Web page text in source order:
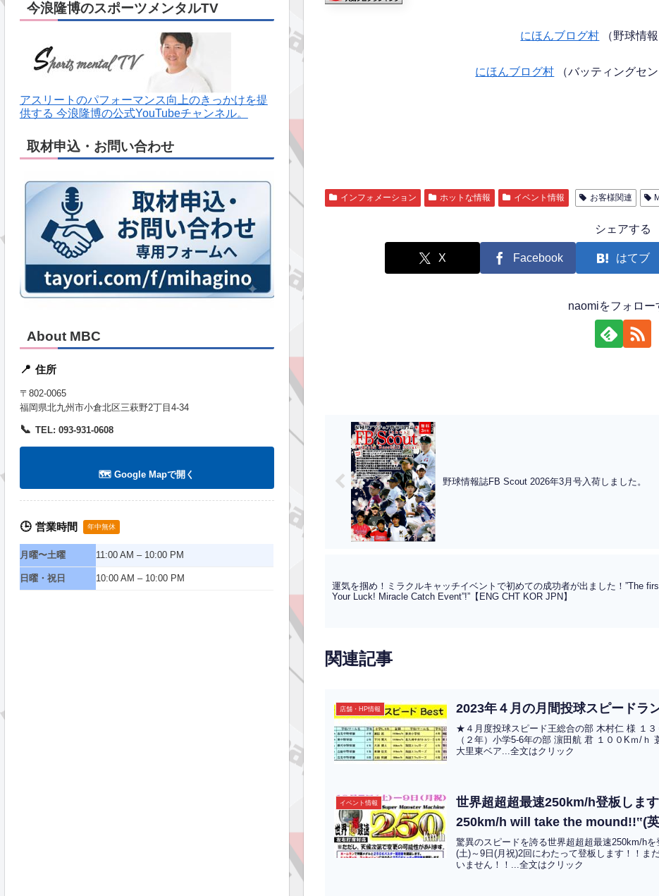
にほんブログ村 （野球情
にほんブログ村 （バッティングセ
インフォメーション ホットな情報 イベント情報 お客様関連
シェアする
X Facebook はてブ
naomiをフォロー
野球情報誌FB Scout 2026年3月号入荷しました。
運気を掴め！ミラクルキャッチイベントで初めての成功者が出ました！”The
Your Luck! Miracle Catch Event”!”【ENG CHT KOR JPN】
関連記事
店舗・HP情報 2023年４月の月間投球スピードラ
★４月度投球スピード王総合の部 木村仁 様 １
（２年）小学5-6年の部 濵田航 君 １００Kｍ/
大里東ベア...全文はクリック
イベント情報
世界超超超最速250km/h登板しま
250km/h will take the mound!!‟(
驚異のスピードを誇る世界超超超最速250km/h
(土)～9日(月祝)2回にわたって登板します！！ま
いません！！...全文はクリック
今浪隆博のスポーツメンタルTV
アスリートのパフォーマンス向上のきっかけを提
供する 今浪隆博の公式YouTubeチャンネル。
取材申込・お問い合わせ
About MBC
📍 住所
〒802-0065
福岡県北九州市小倉北区三萩野2丁目4-34
📞 TEL: 093-931-0608
🗺️ Google Mapで開く
🕒 営業時間 年中無休
月曜〜土曜 11:00 AM – 10:00 PM
日曜・祝日 10:00 AM – 10:00 PM